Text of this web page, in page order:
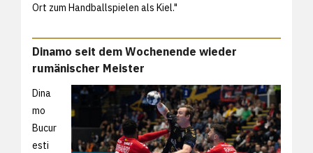
Ort zum Handballspielen als Kiel."
Dinamo seit dem Wochenende wieder
rumänischer Meister
Dina
mo
Bucur
esti